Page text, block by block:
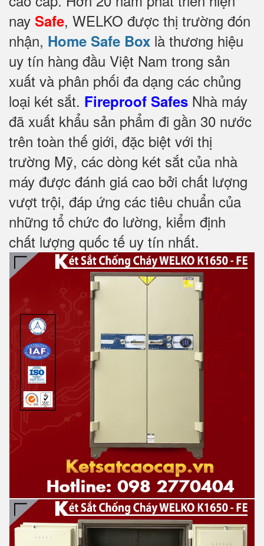
nay Safe, WELKO được thị trường đón
nhận, Home Safe Box là thương hiệu
uy tín hàng đầu Việt Nam trong sản
xuất và phân phối đa dạng các chủng
loại két sắt. Fireproof Safes Nhà máy
đã xuất khẩu sản phẩm đi gần 30 nước
trên toàn thế giới, đặc biệt với thị
trường Mỹ, các dòng két sắt của nhà
máy được đánh giá cao bởi chất lượng
vượt trội, đáp ứng các tiêu chuẩn của
những tổ chức đo lường, kiểm định
chất lượng quốc tế uy tín nhất.